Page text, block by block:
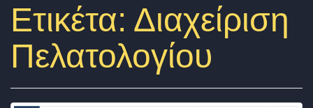
Ετικέτα: Διαχείριση
Πελατολογίου